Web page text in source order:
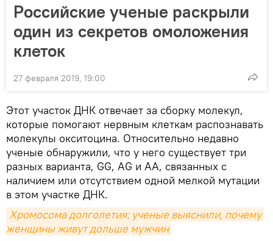
Российские ученые раскрыли
один из секретов омоложения
клеток
27 февраля 2019, 19:00
Этот участок ДНК отвечает за сборку молекул,
которые помогают нервным клеткам распознавать
молекулы окситоцина. Относительно недавно
ученые обнаружили, что у него существует три
разных варианта, GG, AG и AA, связанных с
наличием или отсутствием одной мелкой мутации
в этом участке ДНК.
Хромосома долголетия: ученые выяснили, почему
женщины живут дольше мужчин